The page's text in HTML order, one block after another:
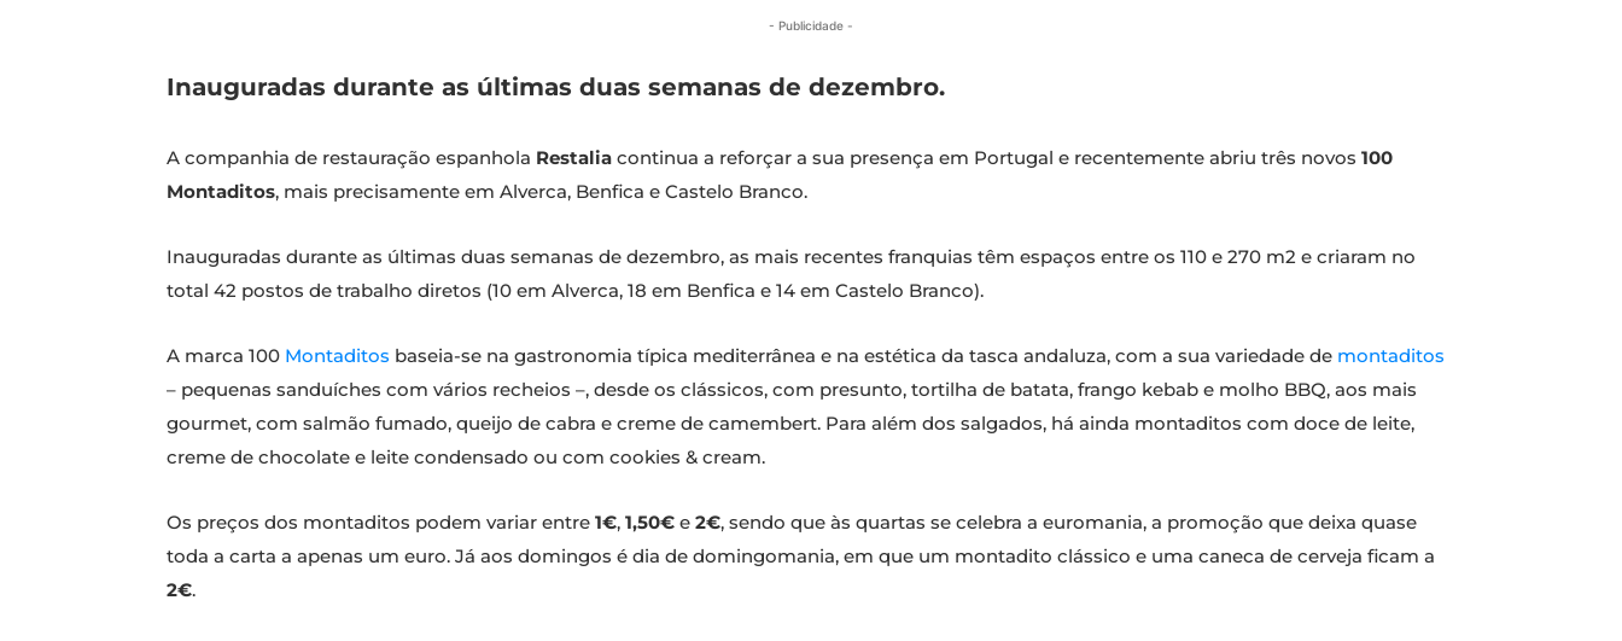
- Publicidade -
Inauguradas durante as últimas duas semanas de dezembro.
A companhia de restauração espanhola Restalia continua a reforçar a sua presença em Portugal e recentemente abriu três novos 100
Montaditos, mais precisamente em Alverca, Benfica e Castelo Branco.
Inauguradas durante as últimas duas semanas de dezembro, as mais recentes franquias têm espaços entre os 110 e 270 m2 e criaram no
total 42 postos de trabalho diretos (10 em Alverca, 18 em Benfica e 14 em Castelo Branco).
A marca 100 Montaditos baseia-se na gastronomia típica mediterrânea e na estética da tasca andaluza, com a sua variedade de montaditos
– pequenas sanduíches com vários recheios –, desde os clássicos, com presunto, tortilha de batata, frango kebab e molho BBQ, aos mais
gourmet, com salmão fumado, queijo de cabra e creme de camembert. Para além dos salgados, há ainda montaditos com doce de leite,
creme de chocolate e leite condensado ou com cookies & cream.
Os preços dos montaditos podem variar entre 1€, 1,50€ e 2€, sendo que às quartas se celebra a euromania, a promoção que deixa quase
toda a carta a apenas um euro. Já aos domingos é dia de domingomania, em que um montadito clássico e uma caneca de cerveja ficam a
2€.